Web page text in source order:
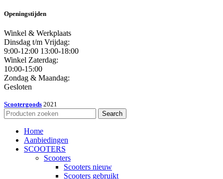
Openingstijden
Winkel & Werkplaats
Dinsdag t/m Vrijdag:
9:00-12:00 13:00-18:00
Winkel Zaterdag:
10:00-15:00
Zondag & Maandag:
Gesloten
Scootergoods 2021
Search
Home
Aanbiedingen
SCOOTERS
Scooters
Scooters nieuw
Scooters gebruikt